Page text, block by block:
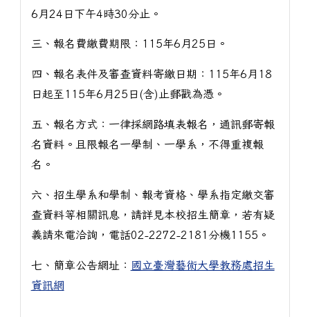
6月24日下午4時30分止。
三、報名費繳費期限：115年6月25日。
四、報名表件及審查資料寄繳日期：115年6月18
日起至115年6月25日(含)止郵戳為憑。
五、報名方式：一律採網路填表報名，通訊郵寄報
名資料。且限報名一學制、一學系，不得重複報
名。
六、招生學系和學制、報考資格、學系指定繳交審
查資料等相關訊息，請詳見本校招生簡章，若有疑
義請來電洽詢，電話02-2272-2181分機1155。
七、簡章公告網址： 國立臺灣藝術大學教務處招生
資訊網